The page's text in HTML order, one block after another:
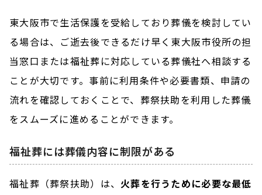
東大阪市で生活保護を受給しており葬儀を検討してい
る場合は、ご逝去後できるだけ早く東大阪市役所の担
当窓口または福祉葬に対応している葬儀社へ相談する
ことが大切です。事前に利用条件や必要書類、申請の
流れを確認しておくことで、葬祭扶助を利用した葬儀
をスムーズに進めることができます。
福祉葬には葬儀内容に制限がある
福祉葬（葬祭扶助）は、 火葬を行うために必要な最低